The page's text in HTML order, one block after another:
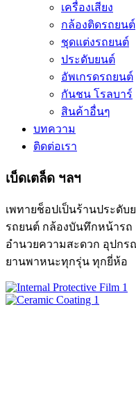
เครื่องเสียง
กล้องติดรถยนต์
ชุดแต่งรถยนต์
ประดับยนต์
อัพเกรดรถยนต์
กันชน โรลบาร์
สินค้าอื่นๆ
บทความ
ติดต่อเรา
เบ็ดเตล็ด ฯลฯ
เพทายช็อปเป็นร้านประดั
รถยนต์ กล้องบันทึกหน้าร
อำนวยความสะดวก อุปกร
ยานพาหนะทุกรุ่น ทุกยี่ห้อ